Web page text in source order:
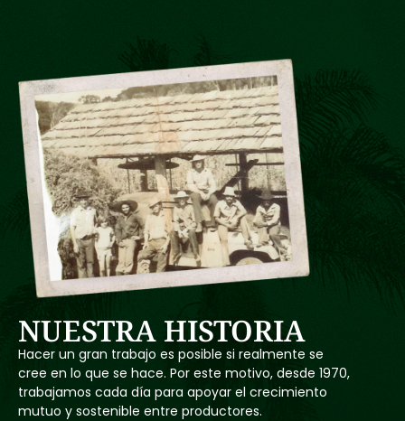
NUESTRA HISTORIA
Hacer un gran trabajo es posible si realmente se
cree en lo que se hace. Por este motivo, desde 1970,
trabajamos cada día para apoyar el crecimiento
mutuo y sostenible entre productores.